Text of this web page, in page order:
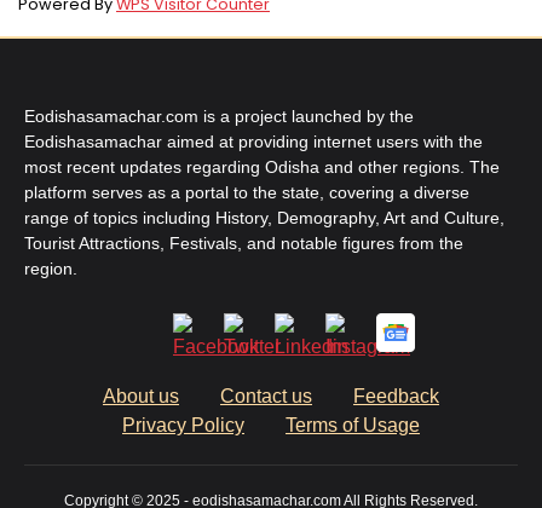
Eodishasamachar.com is a project launched by the
Eodishasamachar aimed at providing internet users with the
most recent updates regarding Odisha and other regions. The
platform serves as a portal to the state, covering a diverse
range of topics including History, Demography, Art and Culture,
Tourist Attractions, Festivals, and notable figures from the
region.
About us Contact us
Feedback
Privacy Policy
Terms of Usage
Copyright © 2025 - eodishasamachar.com All Rights Reserved.